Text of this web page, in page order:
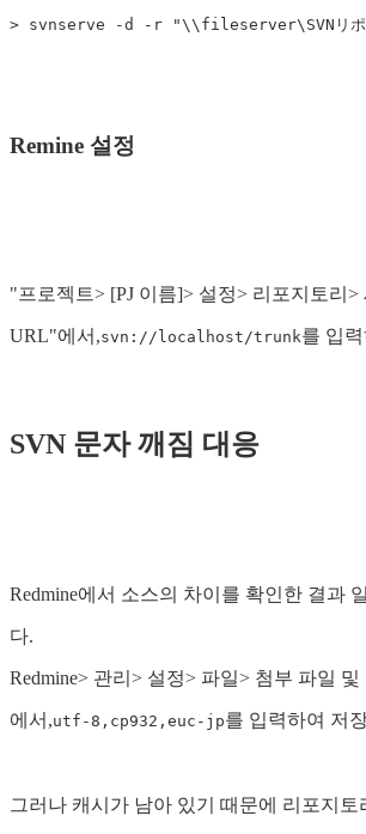
Remine 설정
"프로젝트> [PJ 이름]> 설정> 리포지토리>
URL"에서,svn://localhost/trunk를 입
SVN 문자 깨짐 대응
Redmine에서 소스의 차이를 확인한 결과
다.
Redmine> 관리> 설정> 파일> 첨부 파일
에서,utf-8,cp932,euc-jp를 입력하여 저
그러나 캐시가 남아 있기 때문에 리포지